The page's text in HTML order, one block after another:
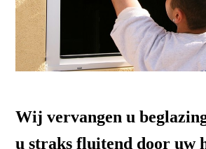
Wij vervangen u
u straks fluitend door uw